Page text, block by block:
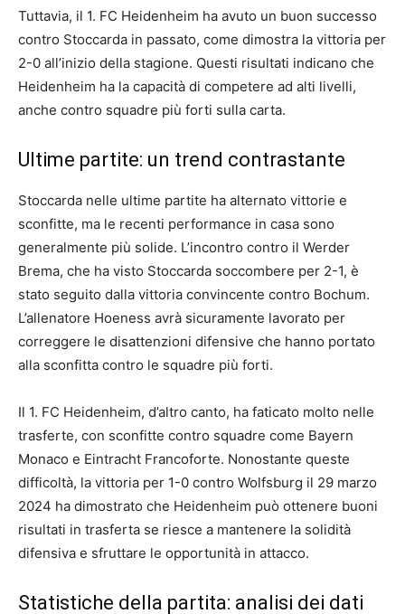
Tuttavia, il 1. FC Heidenheim ha avuto un buon successo
contro Stoccarda in passato, come dimostra la vittoria per
2-0 all’inizio della stagione. Questi risultati indicano che
Heidenheim ha la capacità di competere ad alti livelli,
anche contro squadre più forti sulla carta.
Ultime partite: un trend contrastante
Stoccarda nelle ultime partite ha alternato vittorie e
sconfitte, ma le recenti performance in casa sono
generalmente più solide. L’incontro contro il Werder
Brema, che ha visto Stoccarda soccombere per 2-1, è
stato seguito dalla vittoria convincente contro Bochum.
L’allenatore Hoeness avrà sicuramente lavorato per
correggere le disattenzioni difensive che hanno portato
alla sconfitta contro le squadre più forti.
Il 1. FC Heidenheim, d’altro canto, ha faticato molto nelle
trasferte, con sconfitte contro squadre come Bayern
Monaco e Eintracht Francoforte. Nonostante queste
difficoltà, la vittoria per 1-0 contro Wolfsburg il 29 marzo
2024 ha dimostrato che Heidenheim può ottenere buoni
risultati in trasferta se riesce a mantenere la solidità
difensiva e sfruttare le opportunità in attacco.
Statistiche della partita: analisi dei dati